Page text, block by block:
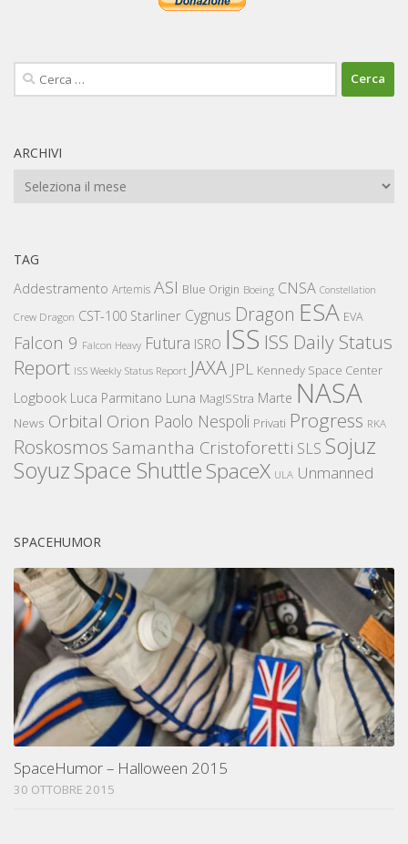
Ricerca
per:
ARCHIVI
Archivi
TAG
Addestramento Artemis ASI Blue Origin Boeing CNSA Constellation
Crew Dragon CST-100 Starliner Cygnus Dragon ESA EVA
Falcon 9 Falcon Heavy Futura ISRO ISS ISS Daily Status
Report ISS Weekly Status Report JAXA JPL Kennedy Space Center
Logbook Luca Parmitano Luna MagISStra Marte NASA
News Orbital Orion Paolo Nespoli Privati Progress RKA
Roskosmos Samantha Cristoforetti SLS Sojuz
SoyuzSpace ShuttleSpaceX ULA Unmanned
SPACEHUMOR
SpaceHumor – Halloween 2015
30 OTTOBRE 2015